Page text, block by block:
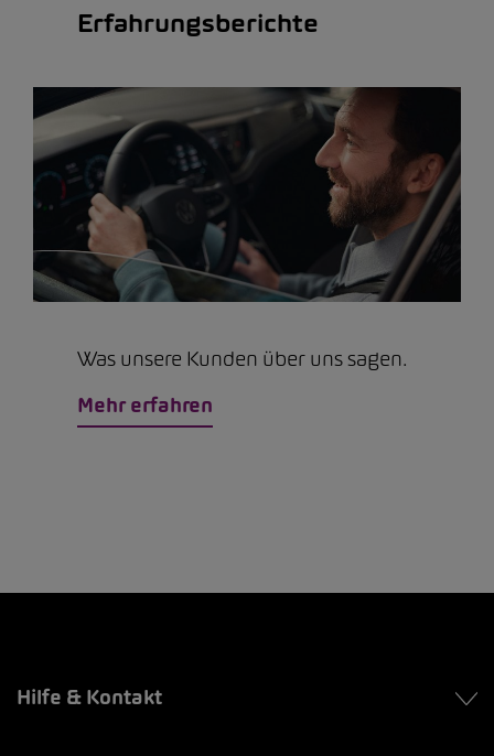
Erfahrungsberichte
Was unsere Kunden über uns sagen.
Mehr erfahren
Hilfe & Kontakt